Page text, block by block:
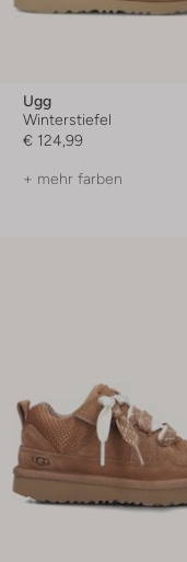
Ugg
Winterstiefel
€ 124,99
+ mehr farben